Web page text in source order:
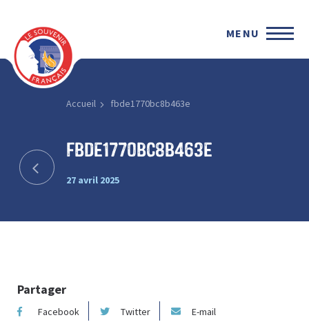
MENU
Accueil fbde1770bc8b463e
fbde1770bc8b463e
27 avril 2025
Partager
Facebook Twitter E-mail